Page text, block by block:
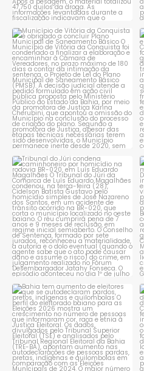
Município de Vitória da
Conquista é obrigado a...
1 0
Tribunal do Júri condena
caminhoneiro por...
1 0
Bahia tem aumento de eleitores
que se autodeclaram...
1 0